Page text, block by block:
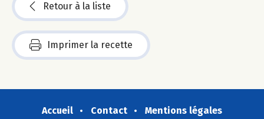
Retour à la liste
Imprimer la recette
Accueil Contact
Mentions légales